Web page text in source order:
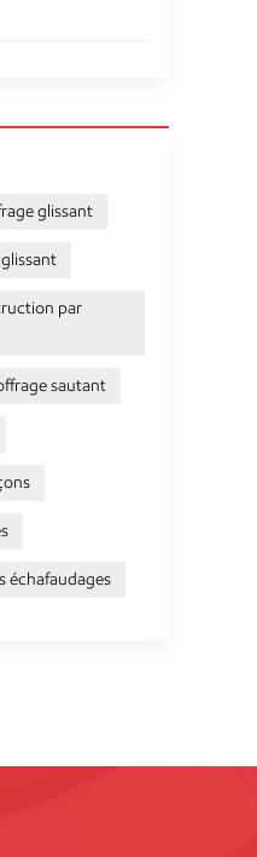
glissant
par
sautant
échafaudages